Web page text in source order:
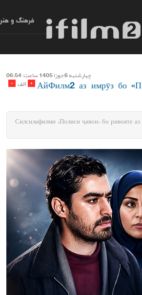
فرهنگ و هنر
چهارشنبه 6 جوزا 1405 ساعت: 06:54
- الف + АйФилм2 аз имрӯз бо
Силсилафилми «Полиси ҷавон» бо ривояте